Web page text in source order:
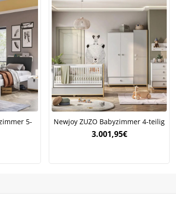
5- Newjoy ZUZO Babyzimmer 4-teilig
3.001,95€